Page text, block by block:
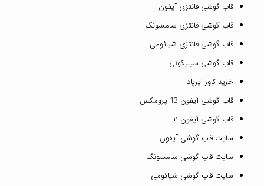
قاب گوشی فانتزی آیفون
قاب گوشی فانتزی سامسونگ
قاب گوشی فانتزی شیائومی
قاب گوشی سیلیکونی
خرید کاور ایرپاد
قاب گوشی آیفون 13 پرومکس
قاب گوشی آیفون ۱۱
سایت قاب گوشی آیفون
سایت قاب گوشی سامسونگ
سایت قاب گوشی شیائومی